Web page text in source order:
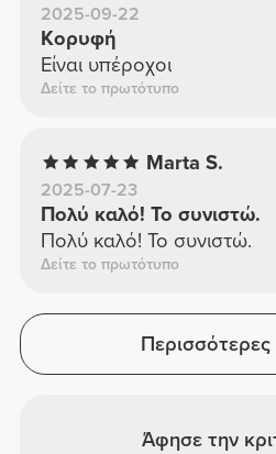
2025-09-22
Κορυφή
Είναι υπέροχοι
Δείτε το πρωτότυπο
Marta S.
2025-07-23
Πολύ καλό! Το συνιστώ.
Πολύ καλό! Το συνιστώ.
Δείτε το πρωτότυπο
Περισσότερες
Άφησε την